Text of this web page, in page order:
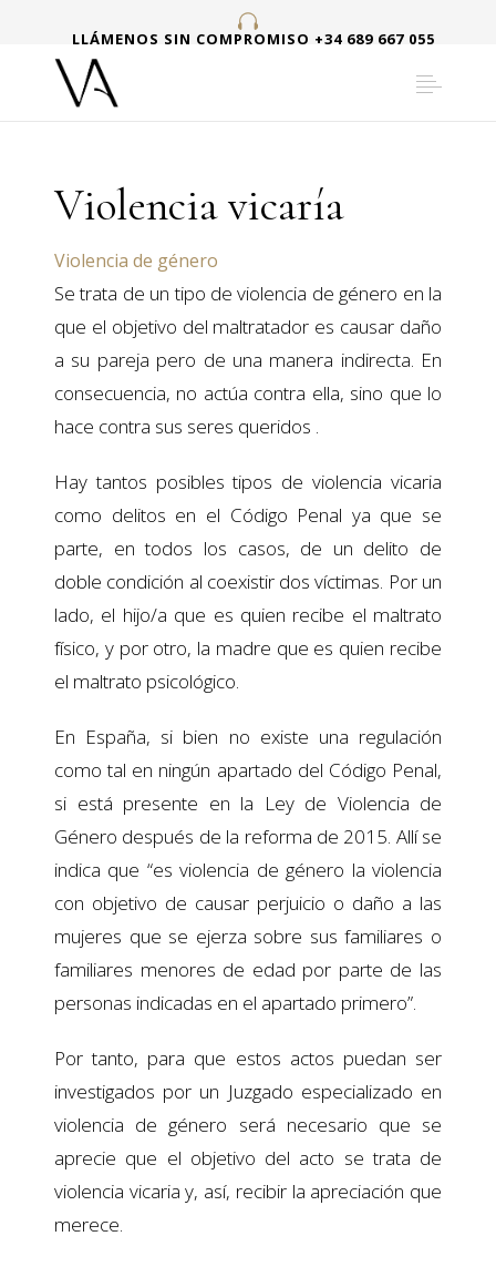
LLÁMENOS SIN COMPROMISO +34 689 667 055
Violencia vicaría
Violencia de género
Se trata de un tipo de violencia de género en la
que el objetivo del maltratador es causar daño
a su pareja pero de una manera indirecta. En
consecuencia, no actúa contra ella, sino que lo
hace contra sus seres queridos .
Hay tantos posibles tipos de violencia vicaria
como delitos en el Código Penal ya que se
parte, en todos los casos, de un delito de
doble condición al coexistir dos víctimas. Por un
lado, el hijo/a que es quien recibe el maltrato
físico, y por otro, la madre que es quien recibe
el maltrato psicológico.
En España, si bien no existe una regulación
como tal en ningún apartado del Código Penal,
si está presente en la Ley de Violencia de
Género después de la reforma de 2015. Allí se
indica que “es violencia de género la violencia
con objetivo de causar perjuicio o daño a las
mujeres que se ejerza sobre sus familiares o
familiares menores de edad por parte de las
personas indicadas en el apartado primero”.
Por tanto, para que estos actos puedan ser
investigados por un Juzgado especializado en
violencia de género será necesario que se
aprecie que el objetivo del acto se trata de
violencia vicaria y, así, recibir la apreciación que
merece.